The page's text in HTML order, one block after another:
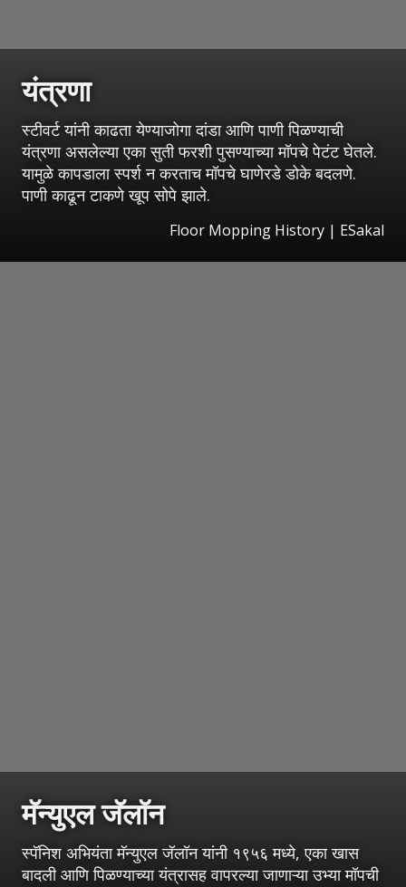
यंत्रणा
स्टीवर्ट यांनी काढता येण्याजोगा दांडा आणि पाणी पिळण्याची
यंत्रणा असलेल्या एका सुती फरशी पुसण्याच्या मॉपचे पेटंट घेतले.
यामुळे कापडाला स्पर्श न करताच मॉपचे घाणेरडे डोके बदलणे.
पाणी काढून टाकणे खूप सोपे झाले.
Floor Mopping History | ESakal
मॅन्युएल जॅलॉन
स्पॅनिश अभियंता मॅन्युएल जॅलॉन यांनी १९५६ मध्ये, एका खास
बादली आणि पिळण्याच्या यंत्रासह वापरल्या जाणाऱ्या उभ्या मॉपची